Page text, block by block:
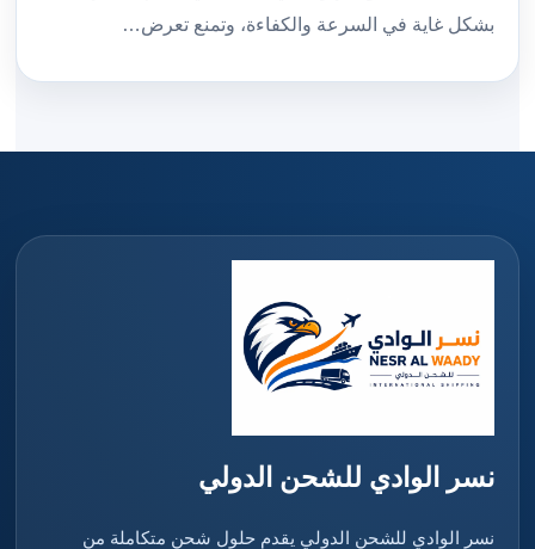
بشكل غاية في السرعة والكفاءة، وتمنع تعرض…
نسر الوادي للشحن الدولي
نسر الوادي للشحن الدولي يقدم حلول شحن متكاملة من